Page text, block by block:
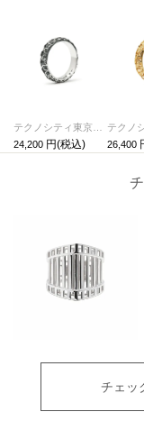
24,200
26,400
チェッ